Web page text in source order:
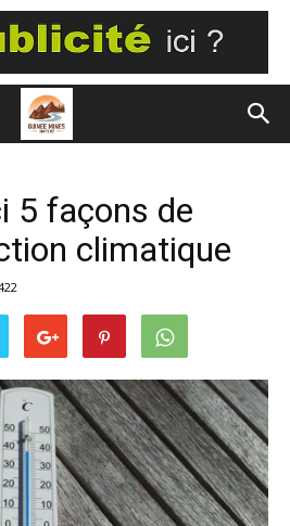
5 façons de
climatique